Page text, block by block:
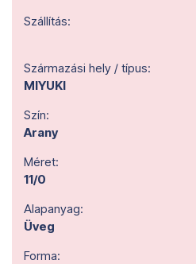
Szállítás:
Származási hely / típus:
MIYUKI
Szín:
Arany
Méret:
11/0
Alapanyag:
Üveg
Forma: